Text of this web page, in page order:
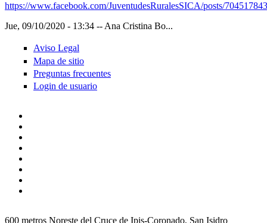
https://www.facebook.com/JuventudesRuralesSICA/posts/
Jue, 09/10/2020 - 13:34 -- Ana Cristina Bo...
Aviso Legal
Mapa de sitio
Preguntas frecuentes
Login de usuario
600 metros Noreste del Cruce de Ipis-Coronado, San Isidro